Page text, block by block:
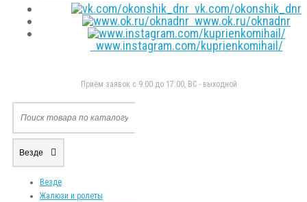
vk.com/okonshik_dnr
www.ok.ru/oknadnr
www.instagram.com/kuprienkomihail/
Приём заявок с 9:00 до 17:00, ВС - выходной
Везде
Везде
Жалюзи и ролеты